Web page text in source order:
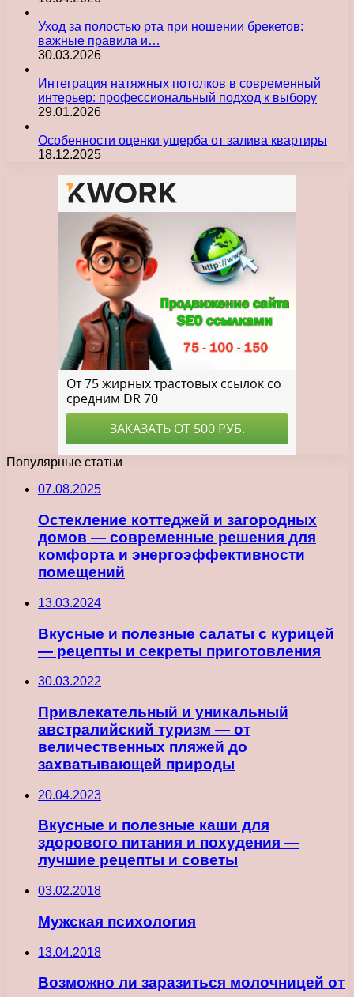
Уход за полостью рта при ношении брекетов:
важные правила и…
30.03.2026
Интеграция натяжных потолков в современный
интерьер: профессиональный подход к выбору
29.01.2026
Особенности оценки ущерба от залива квартиры
18.12.2025
Популярные статьи
07.08.2025
Остекление коттеджей и загородных
домов — современные решения для
комфорта и энергоэффективности
помещений
13.03.2024
Вкусные и полезные салаты с курицей
— рецепты и секреты приготовления
30.03.2022
Привлекательный и уникальный
австралийский туризм — от
величественных пляжей до
захватывающей природы
20.04.2023
Вкусные и полезные каши для
здорового питания и похудения —
лучшие рецепты и советы
03.02.2018
Мужская психология
13.04.2018
Возможно ли заразиться молочницей от